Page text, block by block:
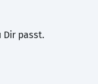
Dir passt.